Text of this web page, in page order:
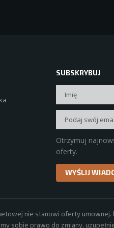
SUBSKRYBUJ
Otrzymuj
oferty.
nie stanowi oferty umownej.
sobie prawo do zmiany,